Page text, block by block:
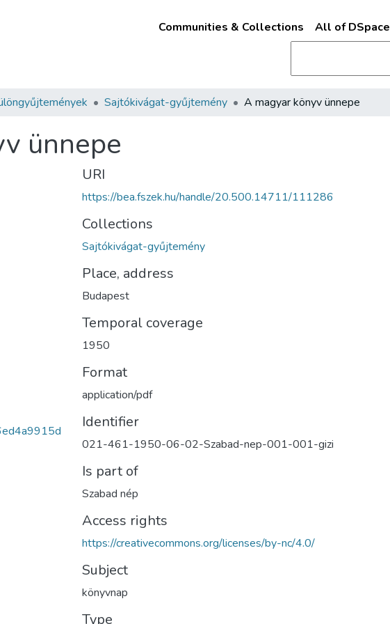
Communities & Collections All of DSpace
Sajtókivágat-gyűjtemény A magyar könyv ünnepe
ünnepe
URI
https://bea.fszek.hu/handle/20.500.14711/111286
Collections
Sajtókivágat-gyűjtemény
Place, address
Budapest
Temporal coverage
1950
Format
application/pdf
Identifier
021-461-1950-06-02-Szabad-nep-001-001-gizi
Is part of
Szabad nép
Access rights
https://creativecommons.org/licenses/by-nc/4.0/
Subject
könyvnap
Type